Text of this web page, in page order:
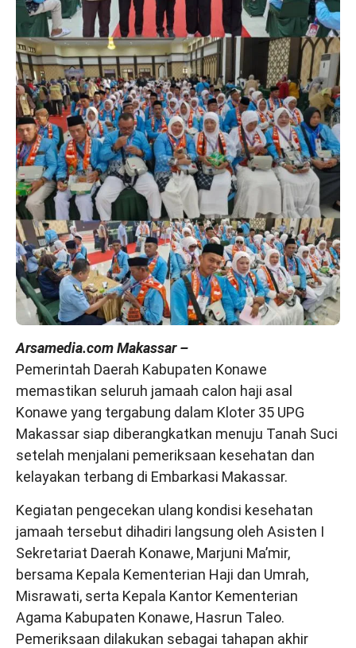
Arsamedia.com Makassar –
Pemerintah Daerah Kabupaten Konawe
memastikan seluruh jamaah calon haji asal
Konawe yang tergabung dalam Kloter 35 UPG
Makassar siap diberangkatkan menuju Tanah Suci
setelah menjalani pemeriksaan kesehatan dan
kelayakan terbang di Embarkasi Makassar.
Kegiatan pengecekan ulang kondisi kesehatan
jamaah tersebut dihadiri langsung oleh Asisten I
Sekretariat Daerah Konawe, Marjuni Ma’mir,
bersama Kepala Kementerian Haji dan Umrah,
Misrawati, serta Kepala Kantor Kementerian
Agama Kabupaten Konawe, Hasrun Taleo.
Pemeriksaan dilakukan sebagai tahapan akhir